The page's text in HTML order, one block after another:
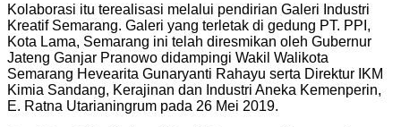
Kolaborasi itu terealisasi melalui pendirian Galeri Industri
Kreatif Semarang. Galeri yang terletak di gedung PT. PPI,
Kota Lama, Semarang ini telah diresmikan oleh Gubernur
Jateng Ganjar Pranowo didampingi Wakil Walikota
Semarang Hevearita Gunaryanti Rahayu serta Direktur IKM
Kimia Sandang, Kerajinan dan Industri Aneka Kemenperin,
E. Ratna Utarianingrum pada 26 Mei 2019.